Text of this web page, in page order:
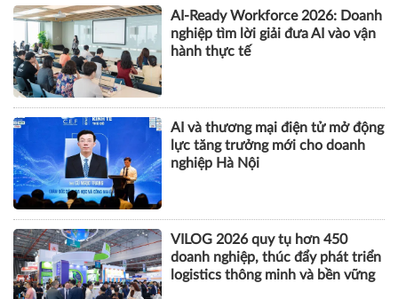
AI-Ready Workforce 2026: Doanh
nghiệp tìm lời giải đưa AI vào vận
hành thực tế
AI và thương mại điện tử mở động
lực tăng trưởng mới cho doanh
nghiệp Hà Nội
VILOG 2026 quy tụ hơn 450
doanh nghiệp, thúc đẩy phát triển
logistics thông minh và bền vững